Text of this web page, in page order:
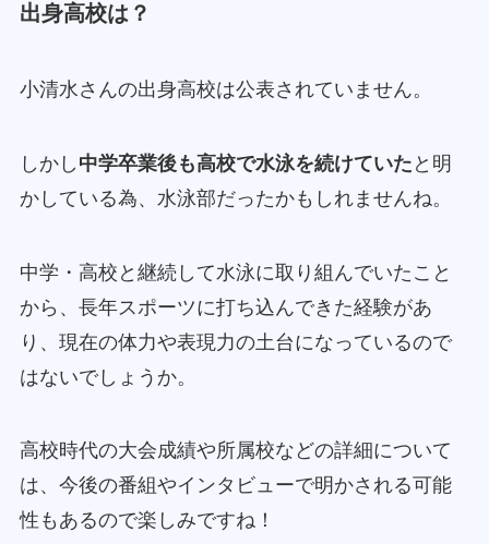
出身高校は？
小清水さんの出身高校は公表されていません。
しかし 中学卒業後も高校で水泳を続けていた と明
かしている為、水泳部だったかもしれませんね。
中学・高校と継続して水泳に取り組んでいたこと
から、長年スポーツに打ち込んできた経験があ
り、現在の体力や表現力の土台になっているので
はないでしょうか。
高校時代の大会成績や所属校などの詳細について
は、今後の番組やインタビューで明かされる可能
性もあるので楽しみですね！